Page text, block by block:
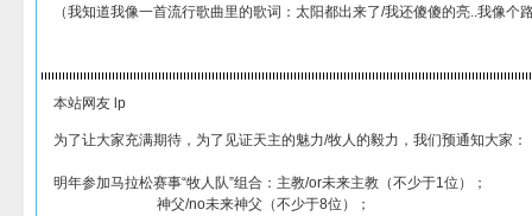
（我知道我像一首流行歌曲里的歌词：太阳都出来了/我还傻傻的亮..我像个
本站网友 lp
为了让大家充满期待，为了见证天主的魅力/牧人的毅力，我们预通知大家：
明年参加马拉松赛事“牧人队”组合：主教/or未来主教（不少于1位）；
神父/no未来神父（不少于8位）；